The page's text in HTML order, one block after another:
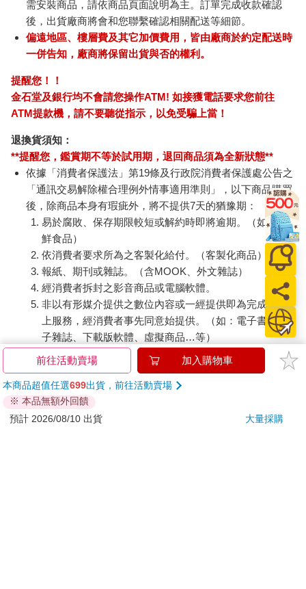
需安裝商品，請依商品頁面說明為主。訂單完成收款確認
後，出貨廠商將會和您聯繫確認相關配送等細節。
偏遠地區、樓層費及其它加價費用，皆由廠商於約定配送時
一併告知，廠商將保留出貨與否的權利。
提醒您！！
金石堂及銀行均不會請您操作ATM! 如接獲電話要求您前往
ATM提款機，請不要聽從指示，以免受騙上當！
退換貨須知：
**提醒您，鑑賞期不等於試用期，退回商品須為全新狀態**
依據「消費者保護法」第19條及行政院消費者保護處公告之
「通訊交易解除權合理例外情事適用準則」，以下商品購買
後，除商品本身有瑕疵外，將不提供7天的猶豫期：
易於腐敗、保存期限較短或解約時即將逾期。（如：生
鮮食品）
依消費者要求所為之客製化給付。（客製化商品）
報紙、期刊或雜誌。（含MOOK、外文雜誌）
經消費者拆封之影音商品或電腦軟體。
非以有形媒介提供之數位內容或一經提供即為完成之線
上服務，經消費者事先同意始提供。（如：電子書、電
子雜誌、下載版軟體、虛擬商品…等）
已拆封之個人衛生用品。（如：內衣褲、刮鬍刀、除毛
刀…等）
若非上列種類商品，均享有到貨7天的猶豫期（含例假
日）。
辦理退換貨時，商品（組合商品恕無法接受單獨退貨）必須
前往活動賣場 加入購物車
本商品超值任選699出貨，前往活動賣場
※ 本品無額外回饋
預計 2026/08/10 出貨
大量採購